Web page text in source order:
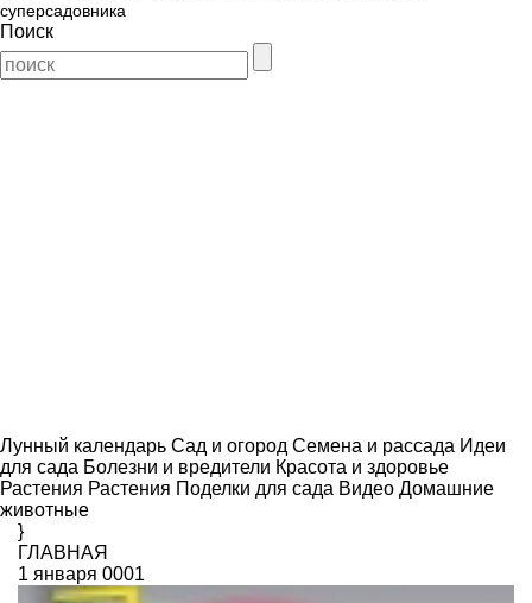
суперсадовника
Поиск
Лунный календарь Сад и огород Семена и рассада Идеи
для сада Болезни и вредители Красота и здоровье
Растения Растения Поделки для сада Видео Домашние
животные
}
ГЛАВНАЯ
1 января 0001